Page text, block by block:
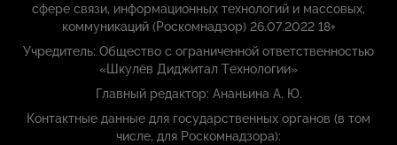
сфере связи, информационных технологий и массовых,
коммуникаций (Роскомнадзор) 26.07.2022 18+
Учредитель: Общество с ограниченной ответственностью
«Шкулёв Диджитал Технологии»
Главный редактор: Ананьина А. Ю.
Контактные данные для государственных органов (в том
числе, для Роскомнадзора):